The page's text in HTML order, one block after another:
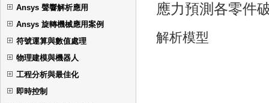
Ansys 聲響解析應用
Ansys 旋轉機械應用案例
符號運算與數值處理
物理建模與機器人
工程分析與最佳化
即時控制
應力預測各零件
解析模型